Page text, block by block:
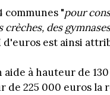
communes "pour
des
d'euros est ainsi
à hauteur de
de 225 000 euros la